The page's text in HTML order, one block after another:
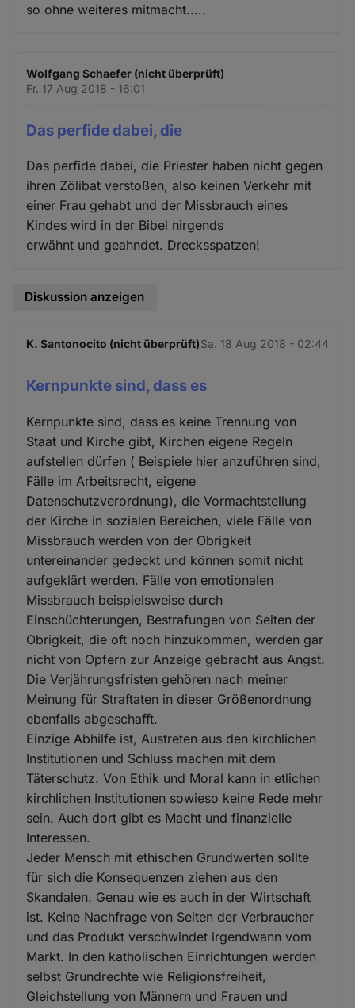
so ohne weiteres mitmacht.....
Wolfgang Schaefer (nicht überprüft)
Fr. 17 Aug 2018 - 16:01
Das perfide dabei, die
Das perfide dabei, die Priester haben nicht gegen
ihren Zölibat verstoßen, also keinen Verkehr mit
einer Frau gehabt und der Missbrauch eines
Kindes wird in der Bibel nirgends
erwähnt und geahndet. Drecksspatzen!
Diskussion anzeigen
K. Santonocito (nicht überprüft)Sa. 18 Aug 2018 - 02:44
Kernpunkte sind, dass es
Kernpunkte sind, dass es keine Trennung von
Staat und Kirche gibt, Kirchen eigene Regeln
aufstellen dürfen ( Beispiele hier anzuführen sind,
Fälle im Arbeitsrecht, eigene
Datenschutzverordnung), die Vormachtstellung
der Kirche in sozialen Bereichen, viele Fälle von
Missbrauch werden von der Obrigkeit
untereinander gedeckt und können somit nicht
aufgeklärt werden. Fälle von emotionalen
Missbrauch beispielsweise durch
Einschüchterungen, Bestrafungen von Seiten der
Obrigkeit, die oft noch hinzukommen, werden gar
nicht von Opfern zur Anzeige gebracht aus Angst.
Die Verjährungsfristen gehören nach meiner
Meinung für Straftaten in dieser Größenordnung
ebenfalls abgeschafft.
Einzige Abhilfe ist, Austreten aus den kirchlichen
Institutionen und Schluss machen mit dem
Täterschutz. Von Ethik und Moral kann in etlichen
kirchlichen Institutionen sowieso keine Rede mehr
sein. Auch dort gibt es Macht und finanzielle
Interessen.
Jeder Mensch mit ethischen Grundwerten sollte
für sich die Konsequenzen ziehen aus den
Skandalen. Genau wie es auch in der Wirtschaft
ist. Keine Nachfrage von Seiten der Verbraucher
und das Produkt verschwindet irgendwann vom
Markt. In den katholischen Einrichtungen werden
selbst Grundrechte wie Religionsfreiheit,
Gleichstellung von Männern und Frauen und